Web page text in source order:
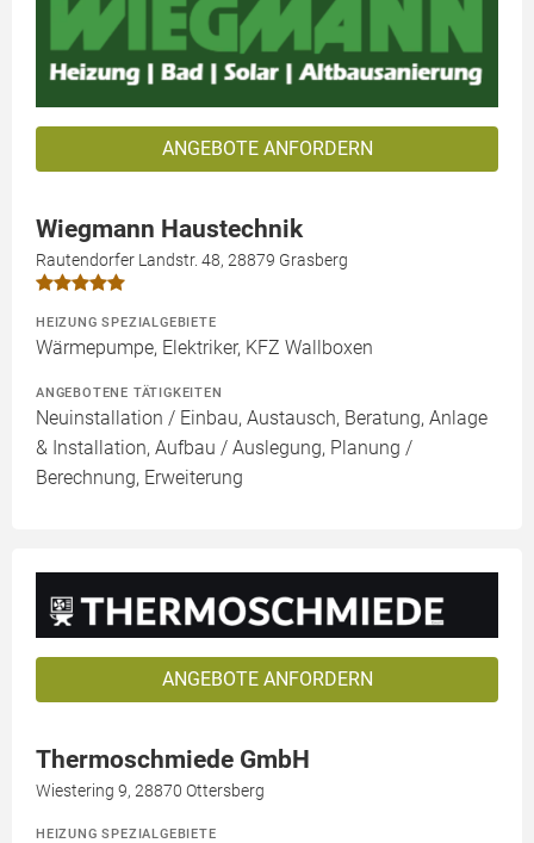
ANGEBOTE ANFORDERN
Wiegmann Haustechnik
Rautendorfer Landstr. 48, 28879 Grasberg
HEIZUNG SPEZIALGEBIETE
Wärmepumpe, Elektriker, KFZ Wallboxen
ANGEBOTENE TÄTIGKEITEN
Neuinstallation / Einbau, Austausch, Beratung, Anlage
& Installation, Aufbau / Auslegung, Planung /
Berechnung, Erweiterung
ANGEBOTE ANFORDERN
Thermoschmiede GmbH
Wiestering 9, 28870 Ottersberg
HEIZUNG SPEZIALGEBIETE